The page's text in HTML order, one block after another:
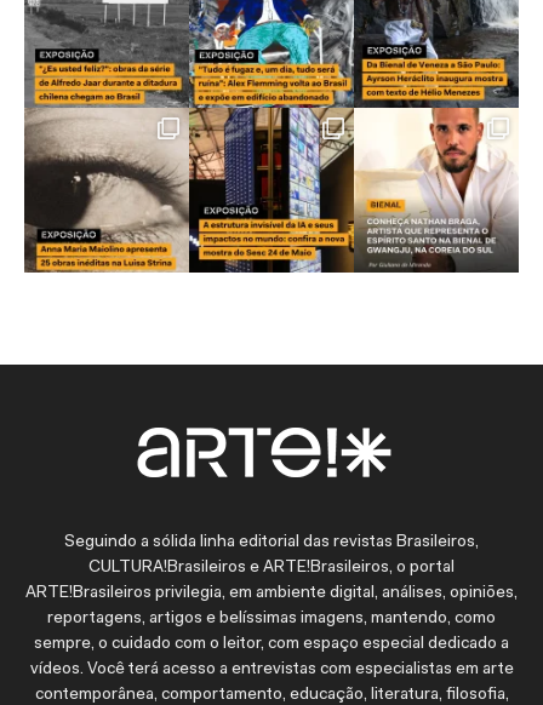
Seguindo a sólida linha editorial das revistas Brasileiros,
CULTURA!Brasileiros e ARTE!Brasileiros, o portal
ARTE!Brasileiros privilegia, em ambiente digital, análises, opiniões,
reportagens, artigos e belíssimas imagens, mantendo, como
sempre, o cuidado com o leitor, com espaço especial dedicado a
vídeos. Você terá acesso a entrevistas com especialistas em arte
contemporânea, comportamento, educação, literatura, filosofia,